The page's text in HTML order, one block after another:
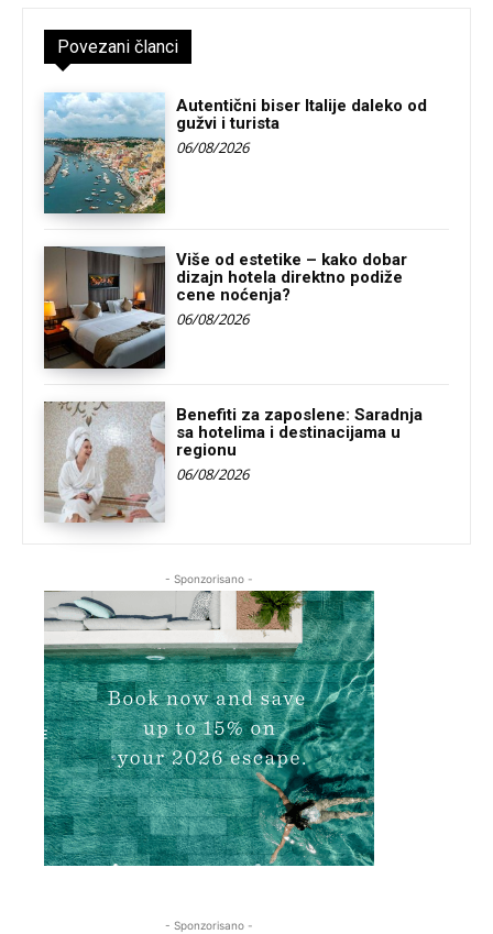
Povezani članci
Autentični biser Italije daleko od
gužvi i turista
06/08/2026
Više od estetike – kako dobar
dizajn hotela direktno podiže
cene noćenja?
06/08/2026
Benefiti za zaposlene: Saradnja
sa hotelima i destinacijama u
regionu
06/08/2026
- Sponzorisano -
- Sponzorisano -